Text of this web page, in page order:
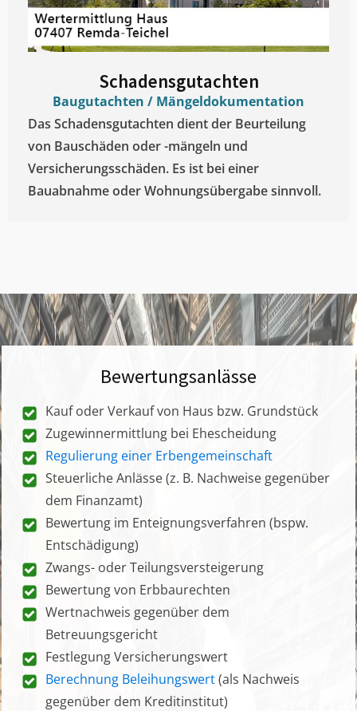
Schadensgutachten
Baugutachten / Mängeldokumentation
Das Schadensgutachten dient der Beurteilung
von Bauschäden oder -mängeln und
Versicherungsschäden. Es ist bei einer
Bauabnahme oder Wohnungsübergabe sinnvoll.
Bewertungsanlässe
Kauf oder Verkauf von Haus bzw. Grundstück
Zugewinnermittlung bei Ehescheidung
Regulierung einer Erbengemeinschaft
Steuerliche Anlässe (z. B. Nachweise gegenüber
dem Finanzamt)
Bewertung im Enteignungsverfahren (bspw.
Entschädigung)
Zwangs- oder Teilungsversteigerung
Bewertung von Erbbaurechten
Wertnachweis gegenüber dem
Betreuungsgericht
Festlegung Versicherungswert
Berechnung Beleihungswert(als Nachweis
gegenüber dem Kreditinstitut)